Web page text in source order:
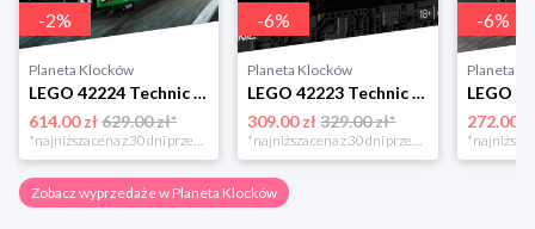
-2%
Planeta Klocków
LEGO 42224 Technic Samochód Porsche 911 GT3 R R Lego
614.00 zł629.00 zł*
*najniższa cena z 30 dni przed obniżką
-6%
Planeta Klocków
LEGO 42223 Technic Samochód wyścigowy 1966 Ford Lego
309.00 zł 329.00 zł*
*najniższa cena z 30 dni przed obniżką
-6%
Planeta
272.00 zł
Zobacz wyprzedaże w Planeta Klocków